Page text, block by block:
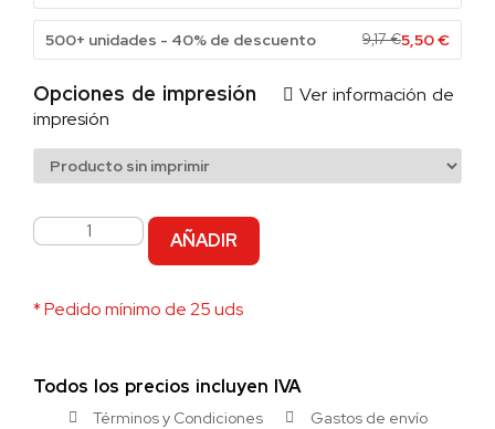
500+ unidades - 40% de descuento 9,17€5,50€
Opciones de impresión
Ver información de
impresión
AÑADIR
* Pedido mínimo de 25 uds
Todos los precios incluyen IVA
Términos y Condiciones
Gastos de envío